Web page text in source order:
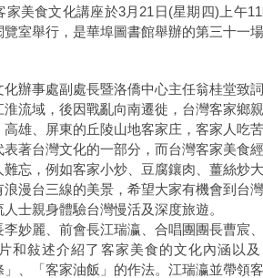
家美食文化講座於3月21日(星期四)上午
室舉行，是華埠圖書館舉辦的第三十一
辦事處副處長暨洛僑中心主任翁桂堂致
流域，後因戰亂向南遷徙，台灣客家鄉
雄、屏東的丘陵山地客家庄，客家人吃
著台灣文化的一部分，而台灣客家美食
忘，例如客家小炒、豆腐鑲肉、薑絲炒
漫台三線的美景，希望大家有機會到台
士親身體驗台灣慢活及深度旅遊。
妙麗、前會長江瑞瀛、合唱團團長曹宸
和敍述介紹了客家美食的文化內涵以
、「客家油飯」的作法。江瑞瀛並帶領